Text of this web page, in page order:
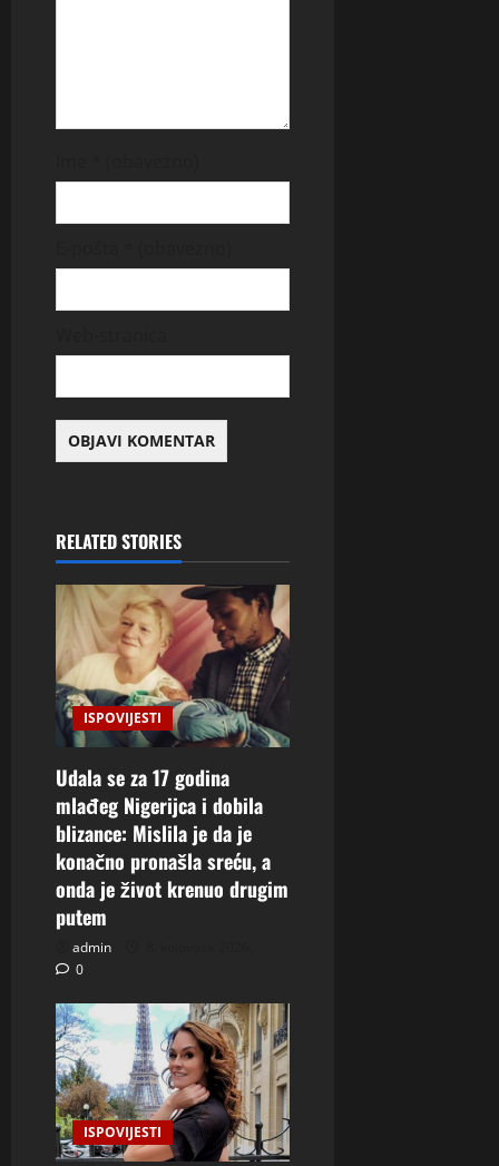
RELATED STORIES
ISPOVIJESTI
Udala se za 17 godina
mlađeg Nigerijca i dobila
blizance: Mislila je da je
konačno pronašla sreću, a
onda je život krenuo drugim
putem
admin
0
ISPOVIJESTI